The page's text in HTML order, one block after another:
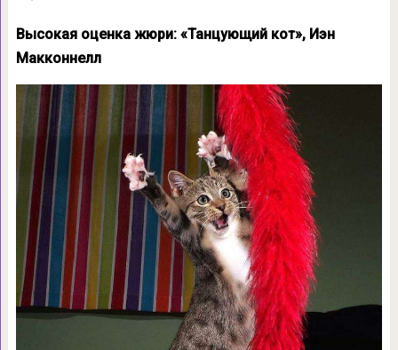
Высокая оценка жюри: «Танцующий кот», Иэн
Макконнелл